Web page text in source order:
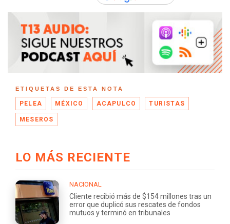
ETIQUETAS DE ESTA NOTA
PELEA MÉXICO ACAPULCO TURISTAS
MESEROS
LO MÁS RECIENTE
NACIONAL
Cliente recibió más de $154 millones tras un
error que duplicó sus rescates de fondos
mutuos y terminó en tribunales